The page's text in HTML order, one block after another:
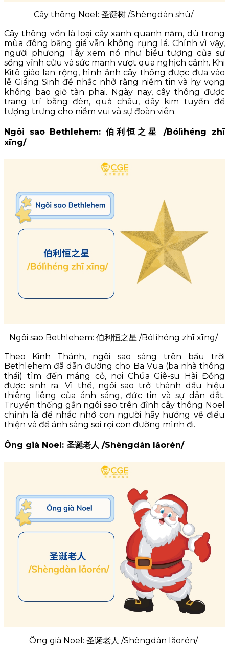
Cây thông Noel: 圣诞树 /Shèngdàn shù/
Cây thông vốn là loại cây xanh quanh năm, dù trong
mùa đông băng giá vẫn không rụng lá. Chính vì vậy,
người phương Tây xem nó như biểu tượng của sự
sống vĩnh cửu và sức mạnh vượt qua nghịch cảnh. Khi
Kitô giáo lan rộng, hình ảnh cây thông được đưa vào
lễ Giáng Sinh để nhắc nhở rằng niềm tin và hy vọng
không bao giờ tàn phai. Ngày nay, cây thông được
trang trí bằng đèn, quả châu, dây kim tuyến để
tượng trưng cho niềm vui và sự đoàn viên.
Ngôi sao Bethlehem: 伯利恒之星 /Bólìhéng zhī
xīng/
Ngôi sao Bethlehem: 伯利恒之星 /Bólìhéng zhī xīng/
Theo Kinh Thánh, ngôi sao sáng trên bầu trời
Bethlehem đã dẫn đường cho Ba Vua (ba nhà thông
thái) tìm đến máng cỏ, nơi Chúa Giê-su Hài Đồng
được sinh ra. Vì thế, ngôi sao trở thành dấu hiệu
thiêng liêng của ánh sáng, đức tin và sự dẫn dắt.
Truyền thống gắn ngôi sao trên đỉnh cây thông Noel
chính là để nhắc nhớ con người hãy hướng về điều
thiện và để ánh sáng soi rọi con đường mình đi.
Ông già Noel: 圣诞老人 /Shèngdàn lǎorén/
Ông già Noel: 圣诞老人 /Shèngdàn lǎorén/